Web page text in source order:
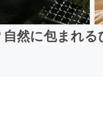
然に包まれ